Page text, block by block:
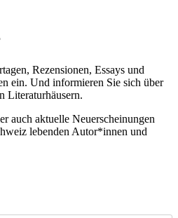
Rezensionen, Essays und
ein. Und informieren Sie sich über
Literaturhäusern.
auch aktuelle Neuerscheinungen
lebenden Autor*innen und